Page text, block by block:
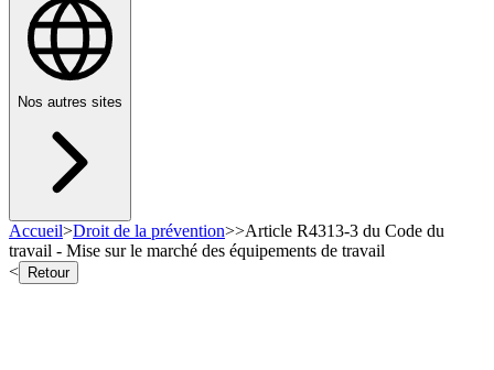
Nos autres sites
Accueil>Droit de la prévention>>Article R4313-3 du Code du
travail - Mise sur le marché des équipements de travail
<
Retour